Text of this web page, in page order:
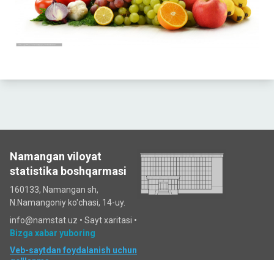
Namangan viloyat
statistika boshqarmasi
160133, Namangan sh,
N.Namangoniy ko'chasi, 14-uy.
info@namstat.uz • Sayt xaritasi •
Bizga xabar yuboring
Veb-saytdan foydalanish uchun